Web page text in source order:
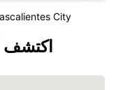
City
اكتشف